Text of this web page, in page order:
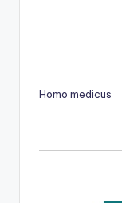
Homo medicus